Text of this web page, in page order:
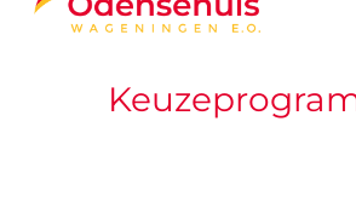
WELKOM